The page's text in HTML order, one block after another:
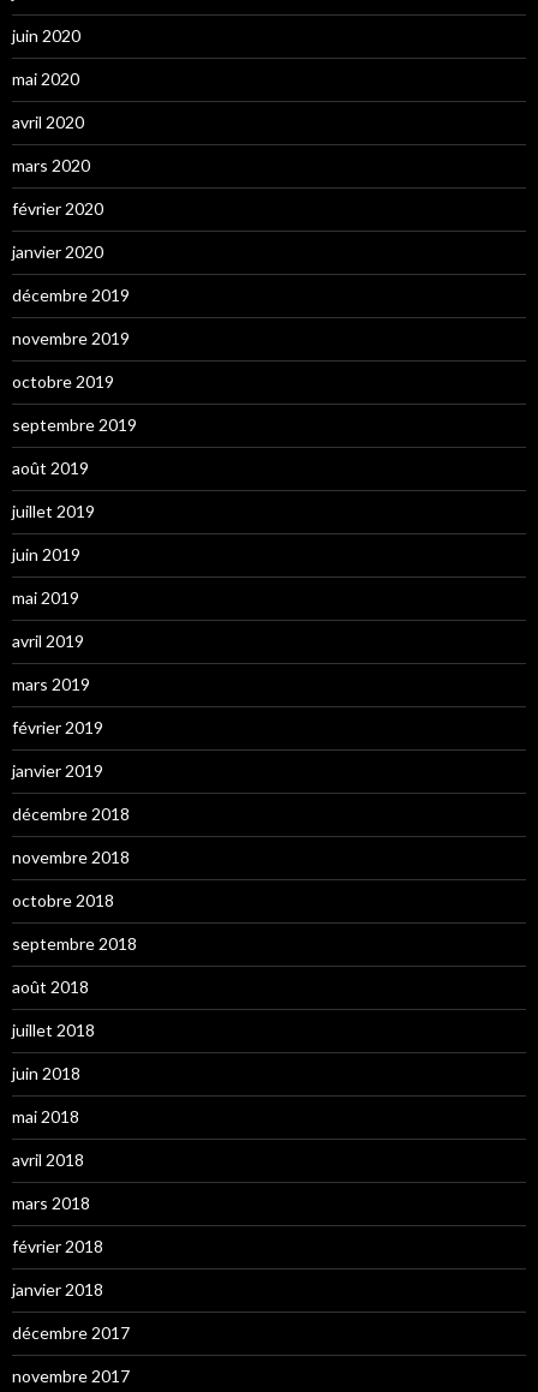
juin 2020
mai 2020
avril 2020
mars 2020
février 2020
janvier 2020
décembre 2019
novembre 2019
octobre 2019
septembre 2019
août 2019
juillet 2019
juin 2019
mai 2019
avril 2019
mars 2019
février 2019
janvier 2019
décembre 2018
novembre 2018
octobre 2018
septembre 2018
août 2018
juillet 2018
juin 2018
mai 2018
avril 2018
mars 2018
février 2018
janvier 2018
décembre 2017
novembre 2017